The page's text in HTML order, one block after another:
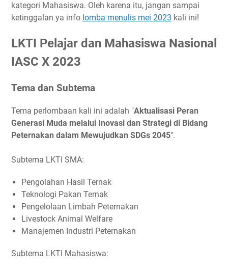
kategori Mahasiswa. Oleh karena itu, jangan sampai
ketinggalan ya info lomba menulis mei 2023 kali ini!
LKTI Pelajar dan Mahasiswa Nasional
IASC X 2023
Tema dan Subtema
Tema perlombaan kali ini adalah "Aktualisasi Peran
Generasi Muda melalui Inovasi dan Strategi di Bidang
Peternakan dalam Mewujudkan SDGs 2045".
Subtema LKTI SMA:
Pengolahan Hasil Ternak
Teknologi Pakan Ternak
Pengelolaan Limbah Peternakan
Livestock Animal Welfare
Manajemen Industri Peternakan
Subtema LKTI Mahasiswa: